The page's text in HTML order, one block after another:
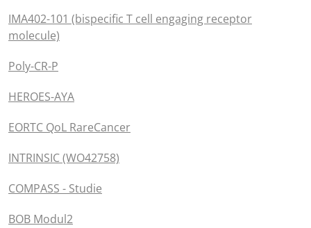
IMA402-101 (bispecific T cell engaging receptor
molecule)
Poly-CR-P
HEROES-AYA
EORTC QoL RareCancer
INTRINSIC (WO42758)
COMPASS - Studie
BOB Modul2